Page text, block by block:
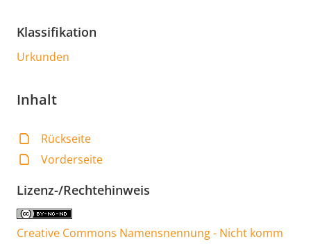
Klassifikation
Urkunden
Inhalt
Rückseite
Vorderseite
Lizenz-/Rechtehinweis
Creative Commons Namensnennung - Nicht komm